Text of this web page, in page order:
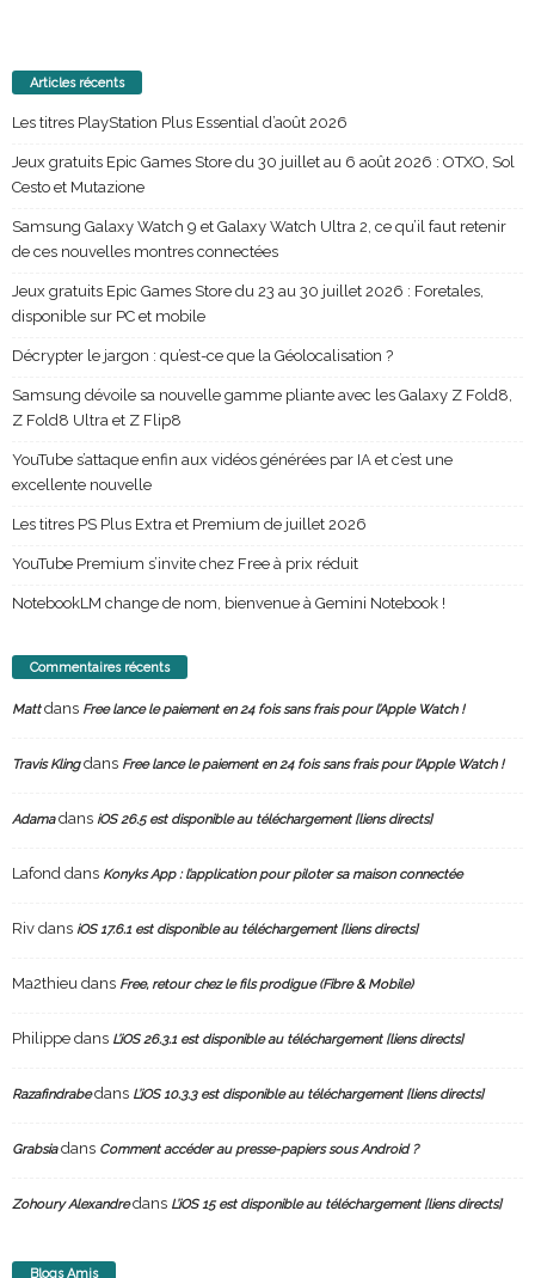
Articles récents
Les titres PlayStation Plus Essential d’août 2026
Jeux gratuits Epic Games Store du 30 juillet au 6 août 2026 : OTXO, Sol
Cesto et Mutazione
Samsung Galaxy Watch 9 et Galaxy Watch Ultra 2, ce qu’il faut retenir
de ces nouvelles montres connectées
Jeux gratuits Epic Games Store du 23 au 30 juillet 2026 : Foretales,
disponible sur PC et mobile
Décrypter le jargon : qu’est-ce que la Géolocalisation ?
Samsung dévoile sa nouvelle gamme pliante avec les Galaxy Z Fold8,
Z Fold8 Ultra et Z Flip8
YouTube s’attaque enfin aux vidéos générées par IA et c’est une
excellente nouvelle
Les titres PS Plus Extra et Premium de juillet 2026
YouTube Premium s’invite chez Free à prix réduit
NotebookLM change de nom, bienvenue à Gemini Notebook !
Commentaires récents
Mattdans Free lance le paiement en 24 fois sans frais pour l’Apple Watch !
Travis Klingdans Free lance le paiement en 24 fois sans frais pour l’Apple Watch !
Adamadans iOS 26.5 est disponible au téléchargement [liens directs]
Lafond dans Konyks App : l’application pour piloter sa maison connectée
Riv dans iOS 17.6.1 est disponible au téléchargement [liens directs]
Ma2thieu dans Free, retour chez le fils prodigue (Fibre & Mobile)
Philippe dans L’iOS 26.3.1 est disponible au téléchargement [liens directs]
Razafindrabedans L’iOS 10.3.3 est disponible au téléchargement [liens directs]
Grabsiadans Comment accéder au presse-papiers sous Android ?
Zohoury Alexandredans L’iOS 15 est disponible au téléchargement [liens directs]
Blogs Amis